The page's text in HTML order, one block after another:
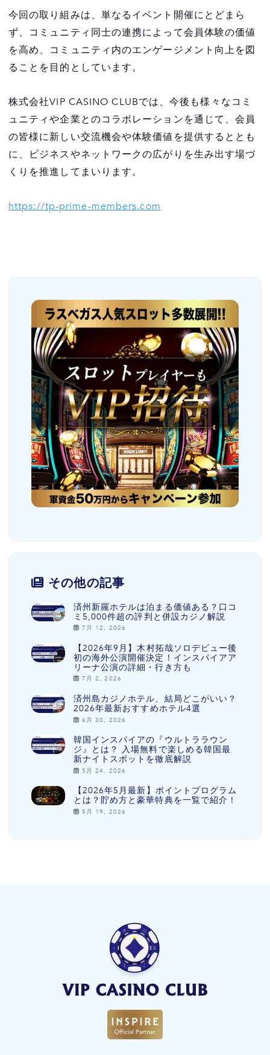
今回の取り組みは、単なるイベント開催にとどまら
ず、コミュニティ同士の連携によって会員体験の価値
を高め、コミュニティ内のエンゲージメント向上を図
ることを目的としています。
株式会社VIP CASINO CLUBでは、今後も様々なコミ
ュニティや企業とのコラボレーションを通じて、会員
の皆様に新しい交流機会や体験価値を提供するととも
に、ビジネスやネットワークの広がりを生み出す場づ
くりを推進してまいります。
https://tp-prime-members.com
その他の記事
済州新羅ホテルは泊まる価値ある？口コ
ミ5,000件超の評判と併設カジノ解説
7月 12, 2026
【2026年9月】木村拓哉ソロデビュー後
初の海外公演開催決定！インスパイアア
リーナ公演の詳細・行き方も
7月 2, 2026
済州島カジノホテル、結局どこがいい？
2026年最新おすすめホテル4選
6月 30, 2026
韓国インスパイアの『ウルトララウン
ジ』とは？ 入場無料で楽しめる韓国最
新ナイトスポットを徹底解説
5月 24, 2026
【2026年5月最新】ポイントプログラム
とは？貯め方と豪華特典を一覧で紹介！
5月 19, 2026